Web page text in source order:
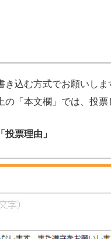
込む方式でお願いしま
「本文欄」では、投票
票理由」